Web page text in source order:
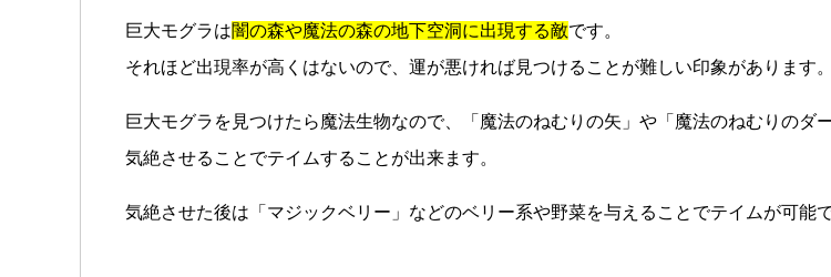
巨大モグラは闇の森や魔法の森の地下空洞に出現する敵です。
それほど出現率が高くはないので、運が悪ければ見つけることが難しい印象があります。
巨大モグラを見つけたら魔法生物なので、「魔法のねむりの矢」や「魔法のねむりのダ
気絶させることでテイムすることが出来ます。
気絶させた後は「マジックベリー」などのベリー系や野菜を与えることでテイムが可能で